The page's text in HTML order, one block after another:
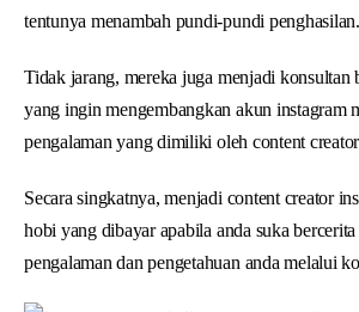
tentunya menambah pundi-pundi penghasilan.
Tidak jarang, mereka juga menjadi konsultan
yang ingin mengembangkan akun instagram
pengalaman yang dimiliki oleh content
Secara singkatnya, menjadi content creator
hobi yang dibayar apabila anda suka
pengalaman dan pengetahuan anda melalui